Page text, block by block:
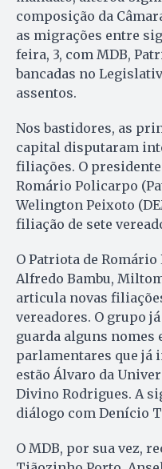
composição da
as migrações entre
feira, 3, com MDB,
bancadas no
assentos.
Nos bastidores, as
capital disputaram
filiações. O presidente
Romário Policarpo
Welington Peixoto
filiação de sete
O Patriota de Romário
Alfredo Bambu,
articula novas
vereadores. O grupo
guarda alguns nomes
parlamentares que já
estão Álvaro da
Divino Rodrigues. A
diálogo com Denício
O MDB, por sua vez,